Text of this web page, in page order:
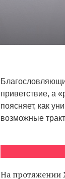
приветствие, а
поясняет, как
возможные
На протяжении